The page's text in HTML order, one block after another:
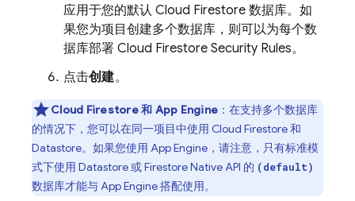
应用于您的默认 Cloud Firestore 数据库。如
果您为项目创建多个数据库，则可以为每个数
据库部署 Cloud Firestore Security Rules。
点击创建。
Cloud Firestore和 App Engine ：在支持多个数据库
的情况下，您可以在同一项目中使用 Cloud Firestore和
Datastore。如果您使用 App Engine ，请注意，只有标准模
式下使用 Datastore 或 Firestore Native API 的 (default)
数据库才能与App Engine搭配使用。